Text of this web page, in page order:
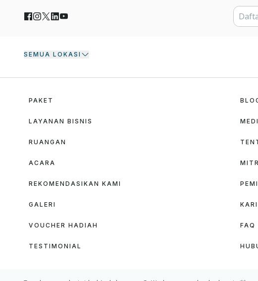
SEMUA LOKASI
PAKET
LAYANAN BISNIS
RUANGAN
ACARA
REKOMENDASIKAN KAMI
GALERI
VOUCHER HADIAH
TESTIMONIAL
FAQ